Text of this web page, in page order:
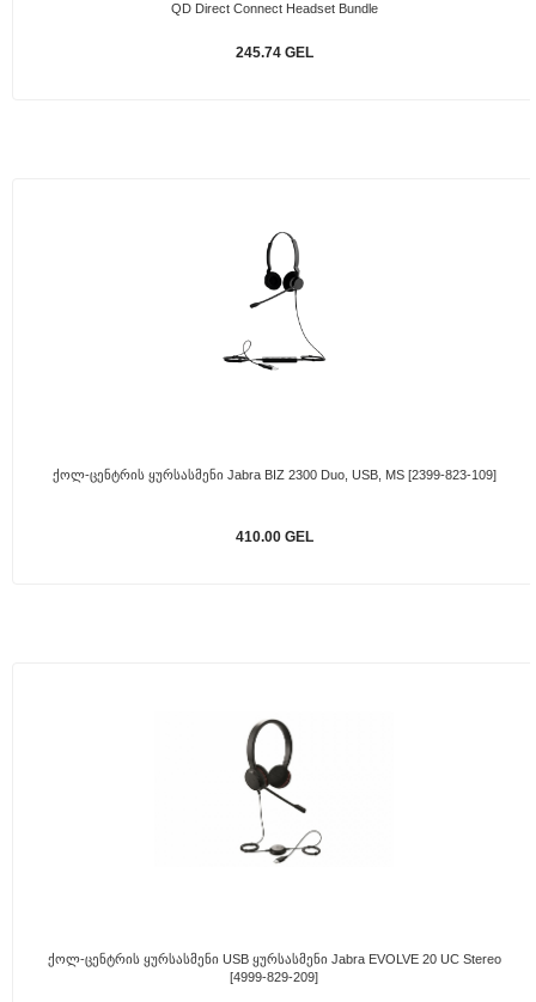
QD Direct Connect Headset Bundle
245.74 GEL
Ქოლ-Ცენტრის Ყურსასმენი Jabra BIZ 2300 Duo, USB, MS [2399-823-109]
410.00 GEL
Ქოლ-Ცენტრის Ყურსასმენი USB Ყურსასმენი Jabra EVOLVE 20 UC Stereo
[4999-829-209]